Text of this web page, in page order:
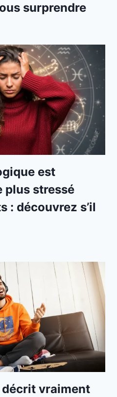
surprendre
est
plus stressé
: découvrez s’il
vraiment